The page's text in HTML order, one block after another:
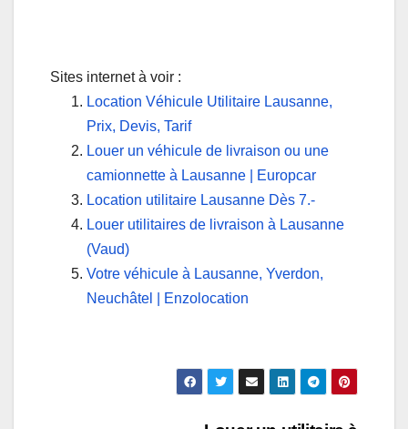
Sites internet à voir :
Location Véhicule Utilitaire Lausanne,
Prix, Devis, Tarif
Louer un véhicule de livraison ou une
camionnette à Lausanne | Europcar
Location utilitaire Lausanne Dès 7.-
Louer utilitaires de livraison à Lausanne
(Vaud)
Votre véhicule à Lausanne, Yverdon,
Neuchâtel | Enzolocation